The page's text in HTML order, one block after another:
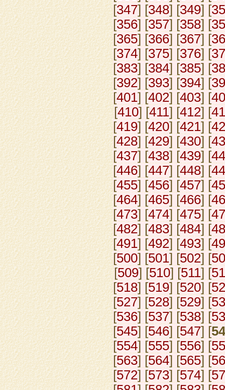
[347] [348] [349] [
[356] [357] [358] [
[365] [366] [367] [
[374] [375] [376] [
[383] [384] [385] [
[392] [393] [394] [
[401] [402] [403] [
[410] [411] [412] [
[419] [420] [421] [
[428] [429] [430] [
[437] [438] [439] [
[446] [447] [448] [
[455] [456] [457] [
[464] [465] [466] [
[473] [474] [475] [
[482] [483] [484] [
[491] [492] [493] [
[500] [501] [502] [
[509] [510] [511] [
[518] [519] [520] [
[527] [528] [529] [
[536] [537] [538] [
[545] [546] [547] [
[554] [555] [556] [
[563] [564] [565] [
[572] [573] [574] [